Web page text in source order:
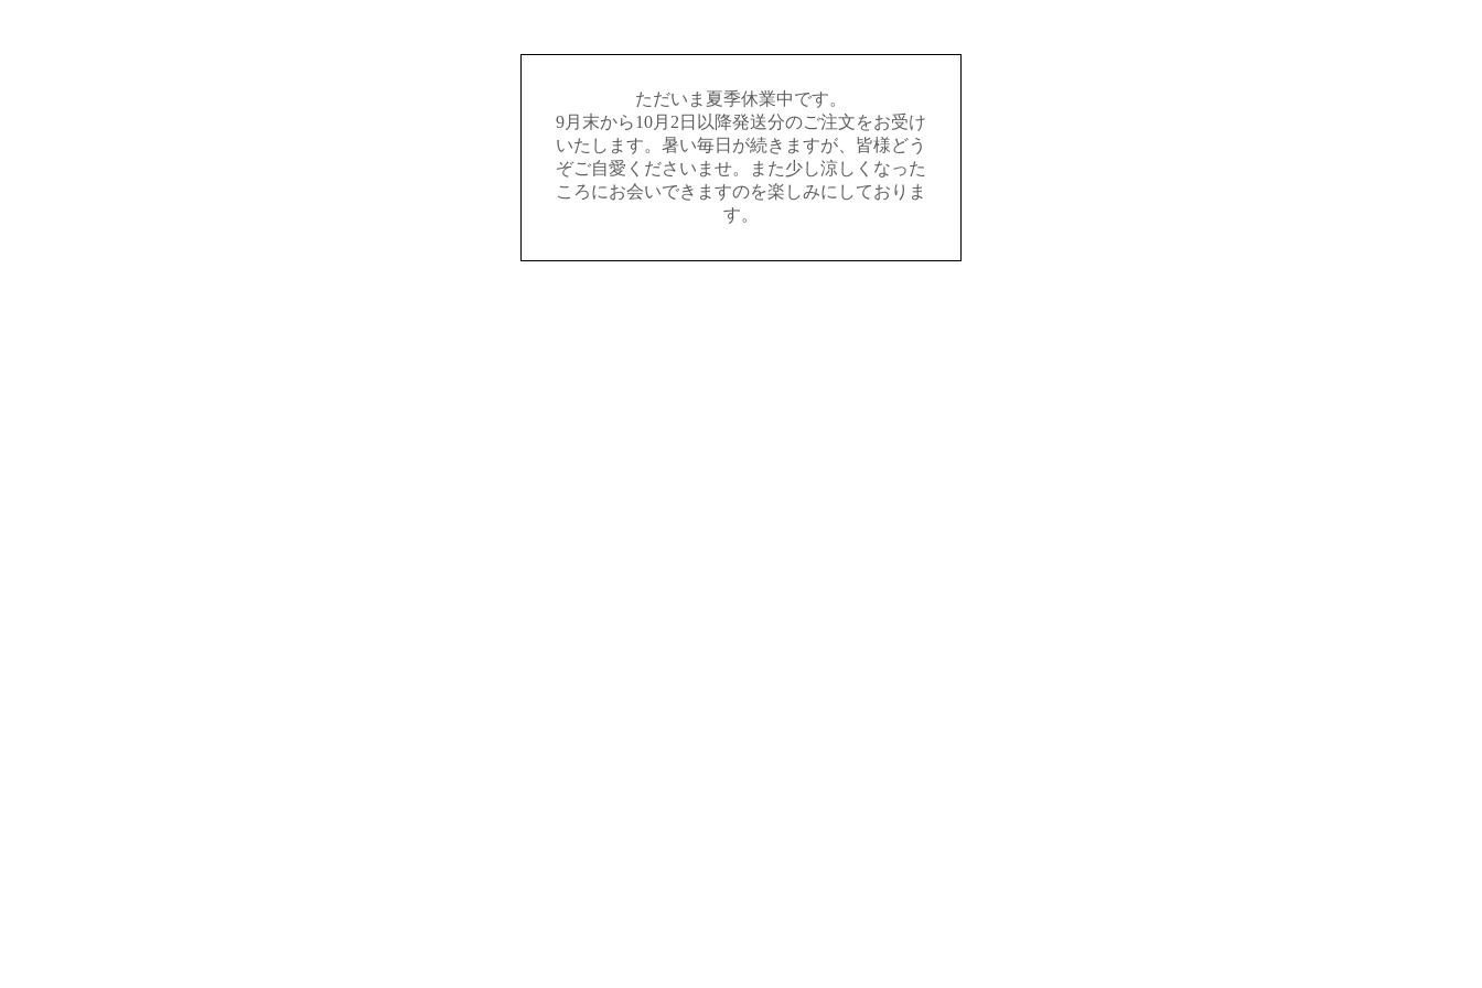
ただいま夏季休業中です。
9月末から10月2日以降発送分のご注文をお受け
いたします。暑い毎日が続きますが、皆様どう
ぞご自愛くださいませ。また少し涼しくなった
ころにお会いできますのを楽しみにしておりま
す。